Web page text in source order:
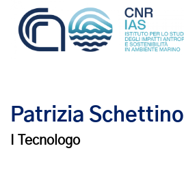
Patrizia Schettino
I Tecnologo